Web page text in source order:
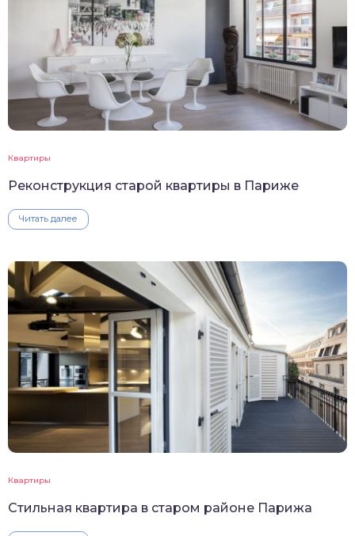
Квартиры
Реконструкция старой квартиры в Париже
Читать далее
Квартиры
Стильная квартира в старом районе Парижа